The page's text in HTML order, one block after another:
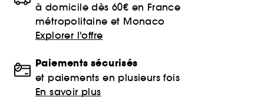
à domicile dès 60€ en France
métropolitaine et Monaco
Explorer l'offre
Paiements sécurisés
et paiements en plusieurs fois
En savoir plus